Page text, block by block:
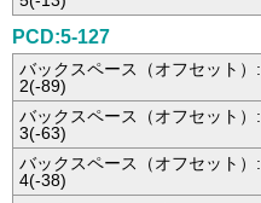
PCD:5-127
バックスペース（オフセット）:
2(-89)
バックスペース（オフセット）:
3(-63)
バックスペース（オフセット）:
4(-38)